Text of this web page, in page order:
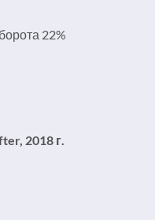
22%
2018 г.